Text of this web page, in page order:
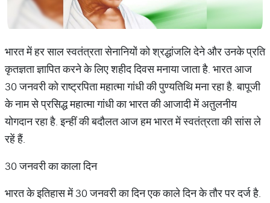
भारत में हर साल स्वतंत्रता सेनानियों को श्रद्धांजलि देने और उनके प्रति
कृतज्ञता ज्ञापित करने के लिए शहीद दिवस मनाया जाता है. भारत आज
30 जनवरी को राष्ट्रपिता महात्मा गांधी की पुण्यतिथि मना रहा है. बापूजी
के नाम से प्रसिद्ध महात्मा गांधी का भारत की आजादी में अतुलनीय
योगदान रहा है. इन्हीं की बदौलत आज हम भारत में स्वतंत्रता की सांस ले
रहें हैं.
30 जनवरी का काला दिन
भारत के इतिहास में 30 जनवरी का दिन एक काले दिन के तौर पर दर्ज है.